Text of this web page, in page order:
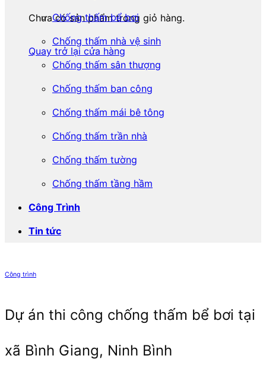
Chưa có sản phẩm trong giỏ hàng.
Quay trở lại cửa hàng
Chống thấm bể bơi
Chống thấm nhà vệ sinh
Chống thấm sân thượng
Chống thấm ban công
Chống thấm mái bê tông
Chống thấm trần nhà
Chống thấm tường
Chống thấm tầng hầm
Công Trình
Tin tức
Công trình
Dự án thi công chống thấm bể bơi tại
xã Bình Giang, Ninh Bình